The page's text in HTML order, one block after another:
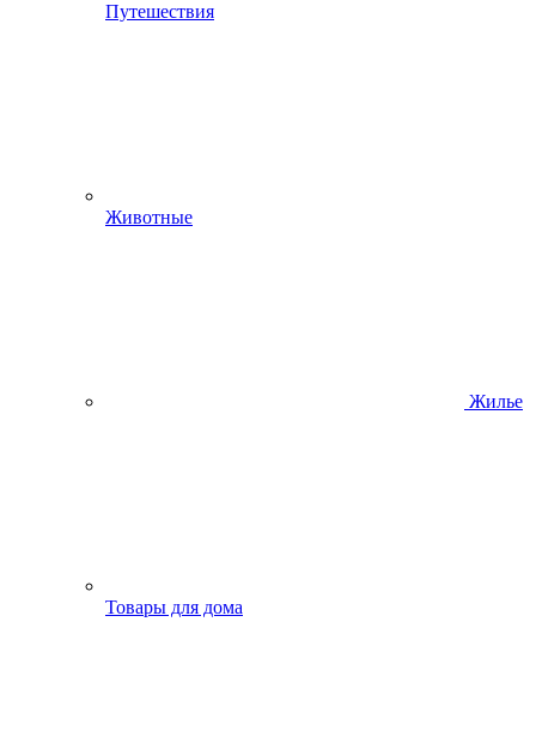
Путешествия
Животные
Жилье
Товары для дома